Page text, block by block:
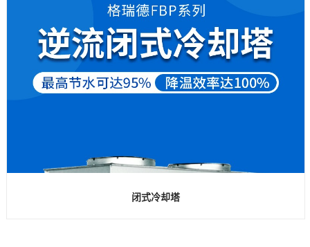
闭式冷却塔